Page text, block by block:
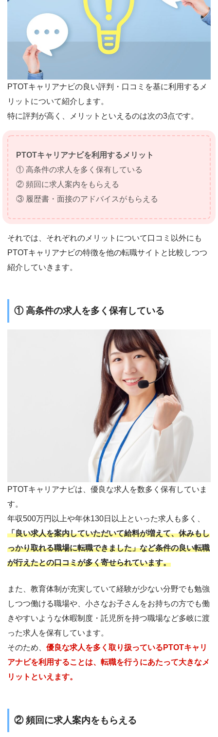
PTOTキャリアナビの良い評判・口コミを基に利用するメ
リットについて紹介します。
特に評判が高く、メリットといえるのは次の3点です。
PTOTキャリアナビを利用するメリット
① 高条件の求人を多く保有している
② 頻回に求人案内をもらえる
③ 履歴書・面接のアドバイスがもらえる
それでは、それぞれのメリットについて口コミ以外にも
PTOTキャリアナビの特徴を他の転職サイトと比較しつつ
紹介していきます。
① 高条件の求人を多く保有している
PTOTキャリアナビは、優良な求人を数多く保有していま
す。
年収500万円以上や年休130日以上といった求人も多く、
「良い求人を案内していただいて給料が増えて、休みもし
っかり取れる職場に転職できました」など条件の良い転職
が行えたとの口コミが多く寄せられています。
また、教育体制が充実していて経験が少ない分野でも勉強
しつつ働ける職場や、小さなお子さんをお持ちの方でも働
きやすいような休暇制度・託児所を持つ職場など多岐に渡
った求人を保有しています。
そのため、 優良な求人を多く取り扱っているPTOTキャリ
アナビを利用することは、転職を行うにあたって大きなメ
リットといえます。
② 頻回に求人案内をもらえる